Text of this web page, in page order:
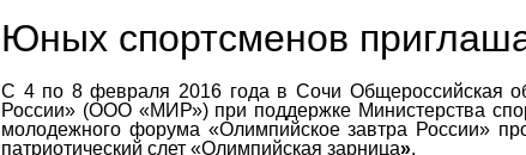
Юных спортсменов
С 4 по 8 февраля 2016 года в Сочи Общероссийская
России» (ООО «МИР») при поддержке Министерства
молодежного форума «Олимпийское завтра России»
патриотический слет «Олимпийская зарница».